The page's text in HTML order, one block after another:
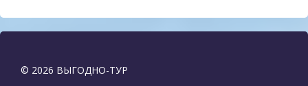
© 2026 ВЫГОДНО-ТУР